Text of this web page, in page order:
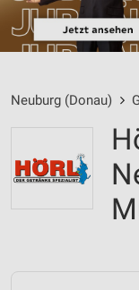
Neuburg (Donau)